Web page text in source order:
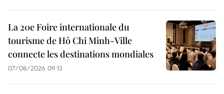
La 20e Foire internationale du
tourisme de Hô Chi Minh-Ville
connecte les destinations mondiales
07/08/2026 09:13